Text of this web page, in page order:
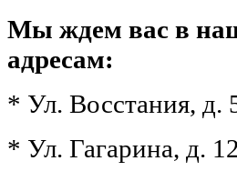
Мы ждем вас в
адресам:
* Ул. Восстания, д.
* Ул. Гагарина, д.